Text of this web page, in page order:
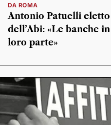
DA ROMA
Antonio Patuelli
dell’Abi: «Le banche
loro parte»